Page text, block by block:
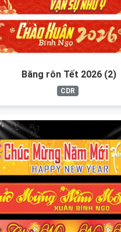
Băng rôn Tết 2026 (2)
CDR